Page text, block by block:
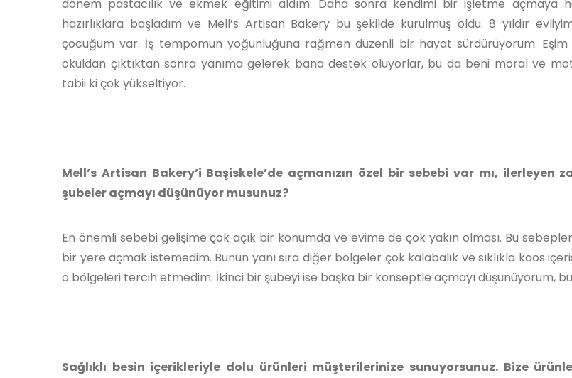
dönem pastacılık ve ekmek eğitimi aldım. Daha sonra kendimi bir işletme açmaya
hazırlıklara başladım ve Mell’s Artisan Bakery bu şekilde kurulmuş oldu. 8 yıldır
çocuğum var. İş tempomun yoğunluğuna rağmen düzenli bir hayat sürdürüyorum.
okuldan çıktıktan sonra yanıma gelerek bana destek oluyorlar, bu da beni moral ve
tabii ki çok yükseltiyor.
Mell’s Artisan Bakery’i Başiskele’de açmanızın özel bir sebebi var mı, ilerleyen
şubeler açmayı düşünüyor musunuz?
En önemli sebebi gelişime çok açık bir konumda ve evime de çok yakın olması. Bu
bir yere açmak istemedim. Bunun yanı sıra diğer bölgeler çok kalabalık ve sıklıkla kaos
o bölgeleri tercih etmedim. İkinci bir şubeyi ise başka bir konseptle açmayı düşünüyorum,
Sağlıklı besin içerikleriyle dolu ürünleri müşterilerinize sunuyorsunuz. Bize